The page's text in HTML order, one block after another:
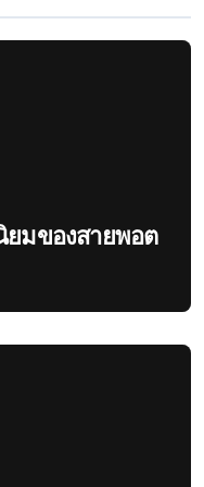
ยมของสายพอต